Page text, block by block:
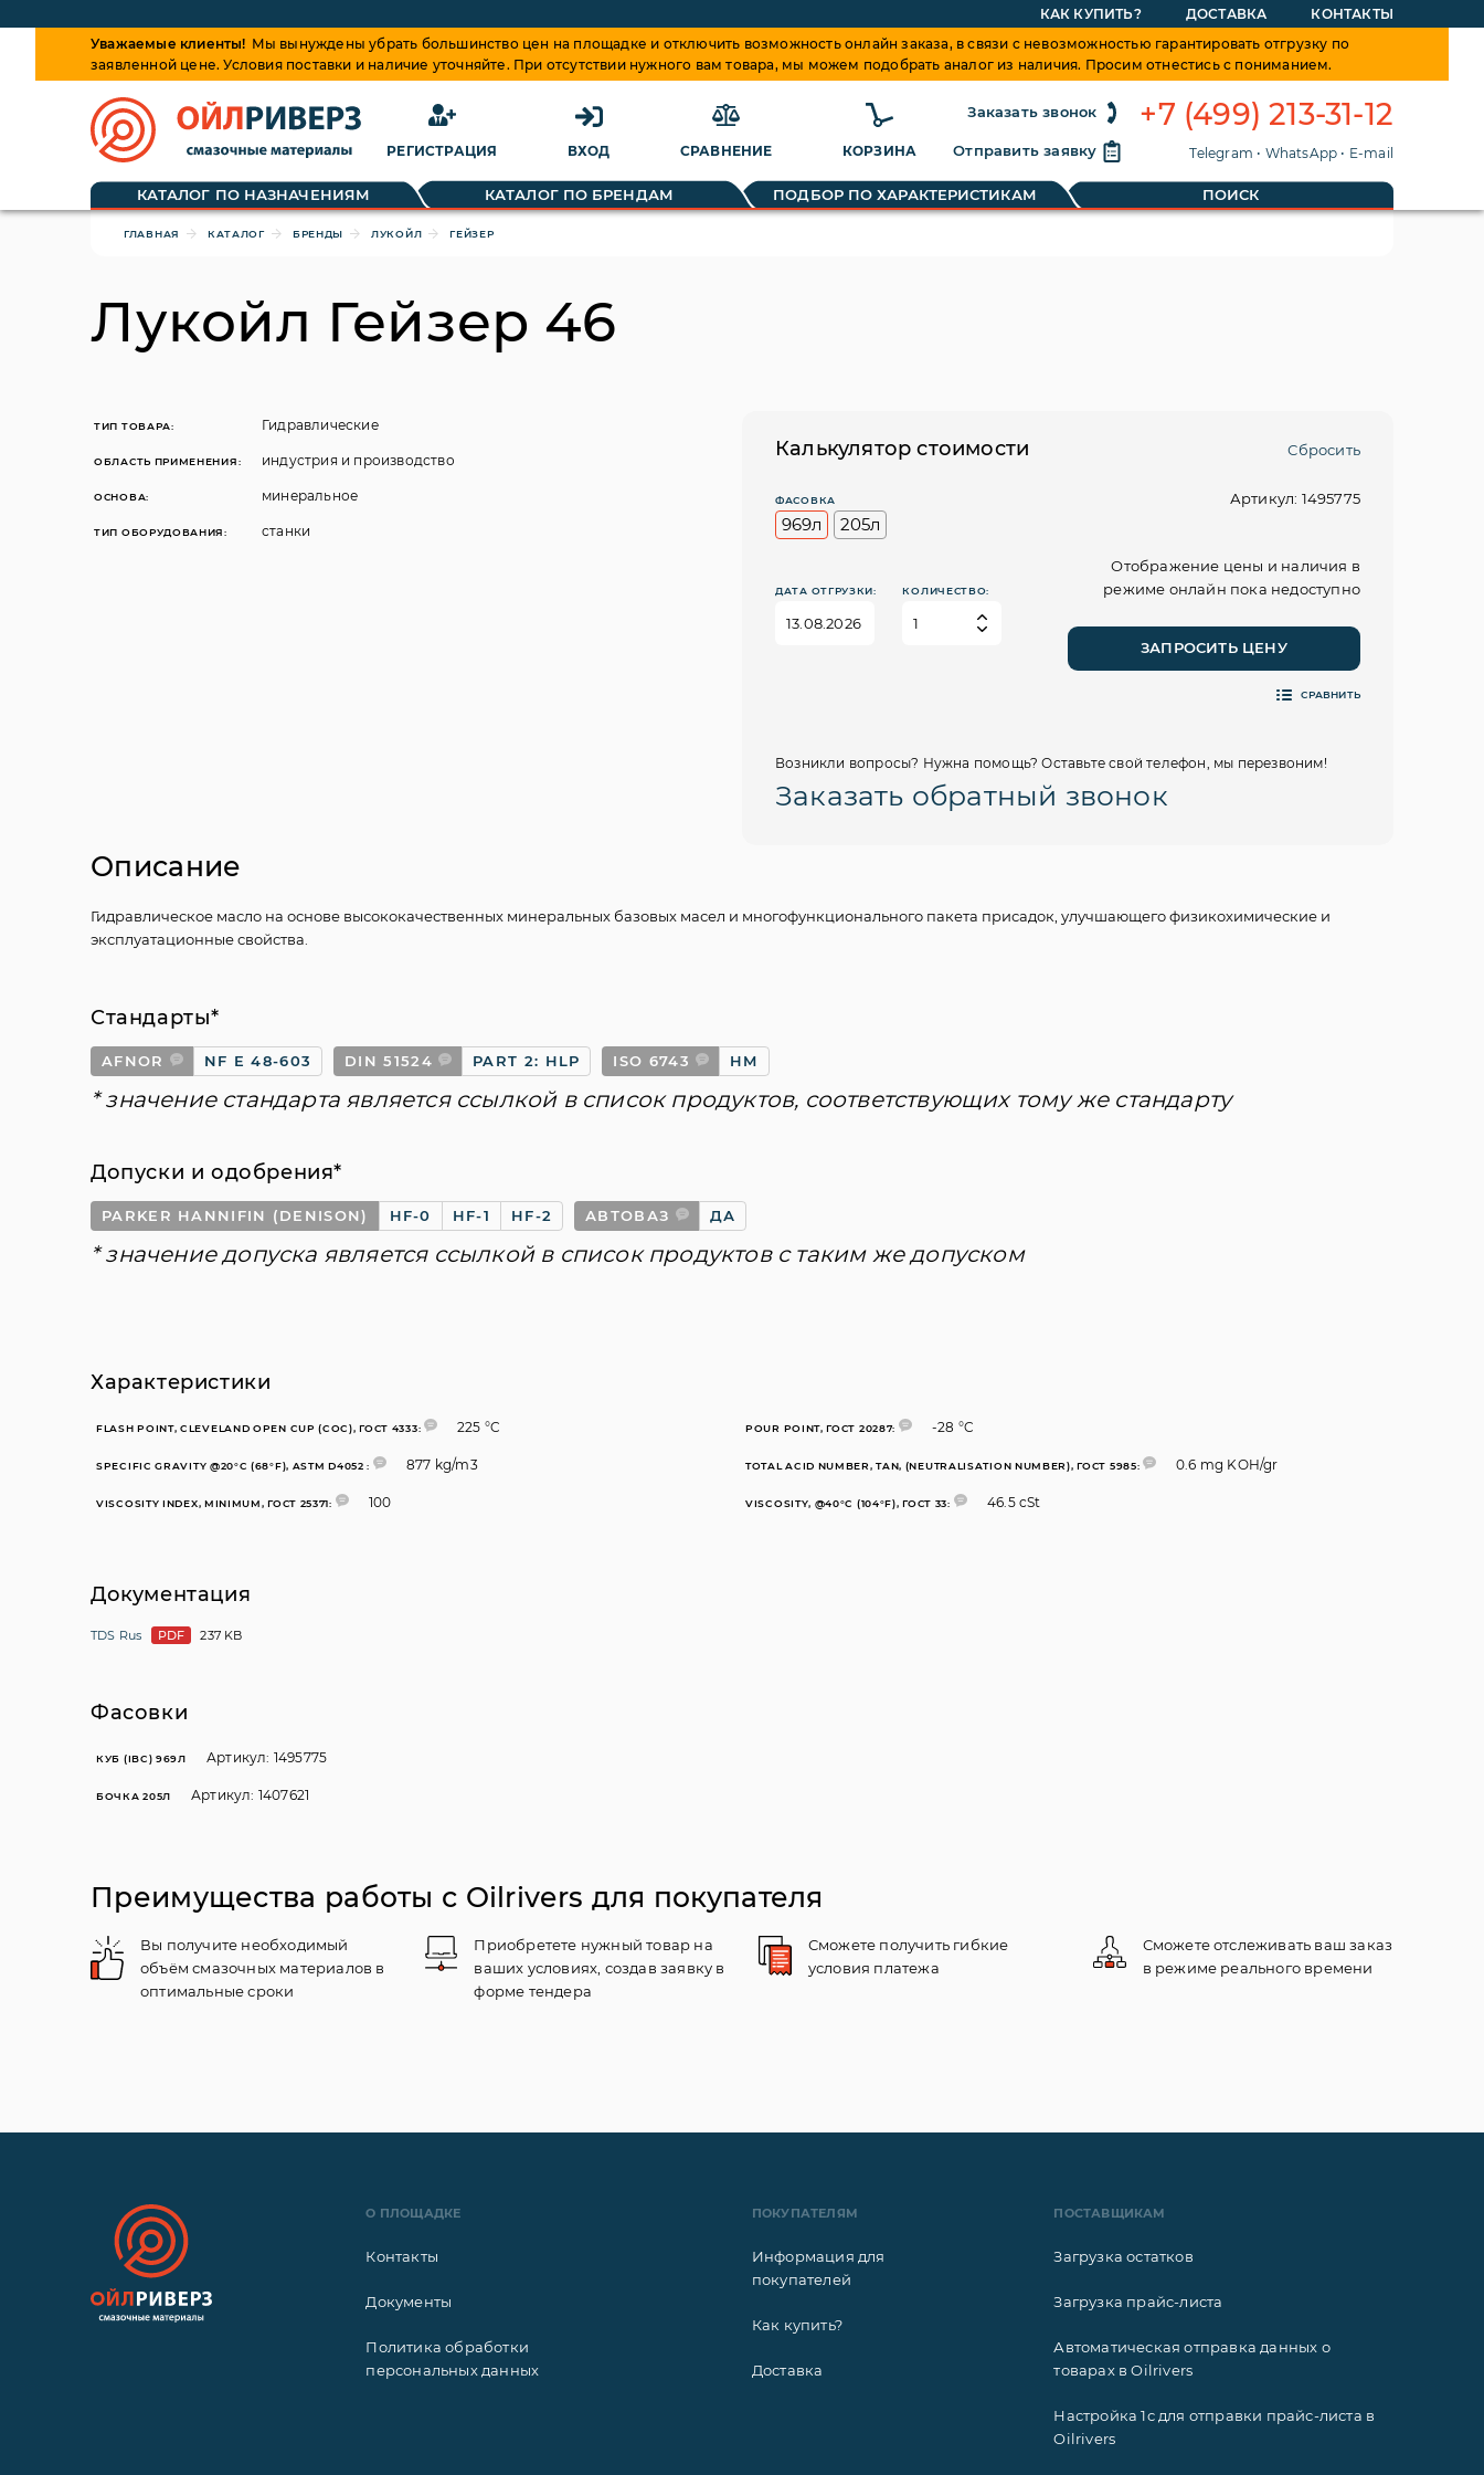
КАК КУПИТЬ? ДОСТАВКА
КОНТАКТЫ
Уважаемые клиенты! Мы вынуждены убрать большинство цен на площадке и отключить возможность онлайн заказа, в связи с невозможностью гарантировать отгрузку по
заявленной цене. Условия поставки и наличие уточняйте. При отсутствии нужного вам товара, мы можем подобрать аналог из наличия. Просим отнестись с пониманием.
РЕГИСТРАЦИЯ ВХОД СРАВНЕНИЕ КОРЗИНА
Заказать звонок
Отправить заявку
+7 (499) 213-31-12
Telegram • WhatsApp • E-mail
ПОИСК
ПОДБОР ПО ХАРАКТЕРИСТИКАМ
КАТАЛОГ ПО БРЕНДАМ
КАТАЛОГ ПО НАЗНАЧЕНИЯМ
Обращаем ваше внимание, что цена на товары динамически формируется на основании предложений поставщиков. Мне понятно, больше не показывать
ГЛАВНАЯ КАТАЛОГ БРЕНДЫ ЛУКОЙЛ ГЕЙЗЕР
Лукойл Гейзер 46
ТИП ТОВАРА: Гидравлические
ОБЛАСТЬ ПРИМЕНЕНИЯ: индустрия и производство
ОСНОВА: минеральное
ТИП ОБОРУДОВАНИЯ: станки
Калькулятор стоимости Сбросить
ФАСОВКА
969л 205л
ДАТА ОТГРУЗКИ: КОЛИЧЕСТВО:
Артикул: 1495775
Отображение цены и наличия в
режиме онлайн пока недоступно
ЗАПРОСИТЬ ЦЕНУ
СРАВНИТЬ
Возникли вопросы? Нужна помощь? Оставьте свой телефон, мы перезвоним!
Заказать обратный звонок
Описание
Гидравлическое масло на основе высококачественных минеральных базовых масел и многофункционального пакета присадок, улучшающего физикохимические и
эксплуатационные свойства.
Стандарты*
AFNOR NF E 48-603 DIN 51524 PART 2: HLP ISO 6743 HM
* значение стандарта является ссылкой в список продуктов, соответствующих тому же стандарту
Допуски и одобрения*
PARKER HANNIFIN (DENISON) HF-0 HF-1 HF-2 АВТОВАЗ ДА
* значение допуска является ссылкой в список продуктов с таким же допуском
Характеристики
FLASH POINT, CLEVELAND OPEN CUP (COC), ГОСТ 4333: 225 °C POUR POINT, ГОСТ 20287: -28 °C
SPECIFIC GRAVITY @20°C (68°F), ASTM D4052 : 877 kg/m3 TOTAL ACID NUMBER, TAN, (NEUTRALISATION NUMBER), ГОСТ 5985: 0.6 mg KOH/gr
VISCOSITY INDEX, MINIMUM, ГОСТ 25371: 100 VISCOSITY, @40°C (104°F), ГОСТ 33: 46.5 cSt
Документация
TDS Rus PDF 237 KB
Фасовки
КУБ (IBC) 969Л Артикул: 1495775
БОЧКА 205Л Артикул: 1407621
Преимущества работы с Oilrivers для покупателя
Вы получите необходимый
объём смазочных материалов в
оптимальные сроки
Приобретете нужный товар на
ваших условиях, создав заявку в
форме тендера
Сможете получить гибкие
условия платежа
Сможете отслеживать ваш заказ
в режиме реального времени
О ПЛОЩАДКЕ
Контакты
Документы
Политика обработки
персональных данных
ПОКУПАТЕЛЯМ
Информация для
покупателей
Как купить?
Доставка
ПОСТАВЩИКАМ
Загрузка остатков
Загрузка прайс-листа
Автоматическая отправка данных о
товарах в Oilrivers
Настройка 1с для отправки прайс-листа в
Oilrivers